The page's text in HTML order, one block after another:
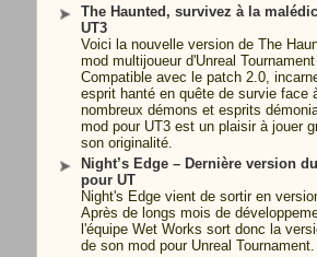
The Haunted, survivez à la
UT3
Voici la nouvelle version de The
mod multijoueur d'Unreal
Compatible avec le patch 2.0,
esprit hanté en quête de survie face
nombreux démons et esprits
mod pour UT3 est un plaisir à jouer
son originalité.
Night’s Edge – Dernière version
pour UT
Night's Edge vient de sortir en
Après de longs mois de
l'équipe Wet Works sort donc la
de son mod pour Unreal Tournament.